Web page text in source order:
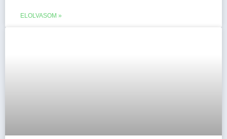
ELOLVASOM »